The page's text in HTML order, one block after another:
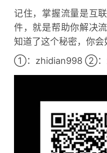
记住，掌握流量是互
件，就是帮助你解决
知道了这个秘密，你会
①：zhidian998 ②：